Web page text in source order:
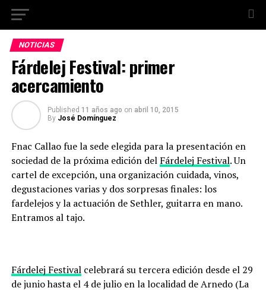
NOTICIAS
Fárdelej Festival: primer
acercamiento
Published 11 años ago on abril 10, 2015
By José Domínguez
Fnac Callao fue la sede elegida para la presentación en
sociedad de la próxima edición del Fárdelej Festival. Un
cartel de excepción, una organización cuidada, vinos,
degustaciones varias y dos sorpresas finales: los
fardelejos y la actuación de Sethler, guitarra en mano.
Entramos al tajo.
Fárdelej Festivalcelebrará su tercera edición desde el 29
de junio hasta el 4 de julio en la localidad de Arnedo (La